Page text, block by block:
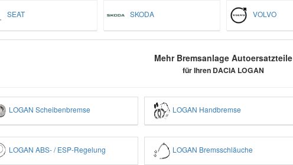
SEAT SKODA VOLVO
Mehr Bremsanlage Autoersatzteile
für Ihren DACIA LOGAN
LOGAN Scheibenbremse LOGAN Handbremse
LOGAN ABS- / ESP-Regelung LOGAN Bremsschläuche